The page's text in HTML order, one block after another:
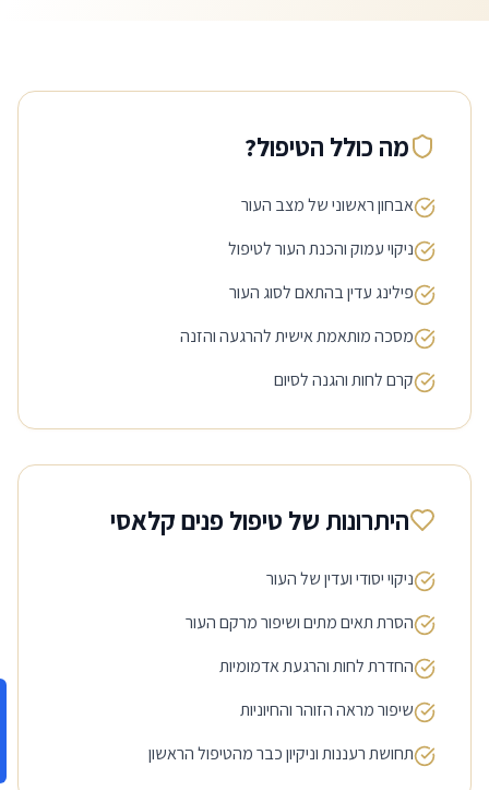
מה כולל הטיפול?
אבחון ראשוני של מצב העור
ניקוי עמוק והכנת העור לטיפול
פילינג עדין בהתאם לסוג העור
מסכה מותאמת אישית להרגעה והזנה
קרם לחות והגנה לסיום
היתרונות של טיפול פנים קלאסי
ניקוי יסודי ועדין של העור
הסרת תאים מתים ושיפור מרקם העור
החדרת לחות והרגעת אדמומיות
שיפור מראה הזוהר והחיוניות
תחושת רעננות וניקיון כבר מהטיפול הראשון